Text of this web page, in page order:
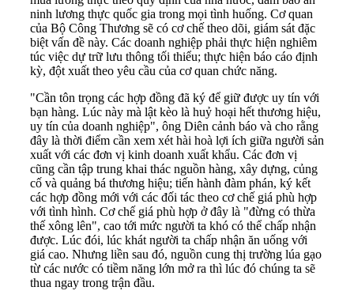
ninh lương thực quốc gia trong mọi tình huống. Cơ quan
của Bộ Công Thương sẽ có cơ chế theo dõi, giám sát đặc
biệt vấn đề này. Các doanh nghiệp phải thực hiện nghiêm
túc việc dự trữ lưu thông tối thiểu; thực hiện báo cáo định
kỳ, đột xuất theo yêu cầu của cơ quan chức năng.
"Cần tôn trọng các hợp đồng đã ký để giữ được uy tín với
bạn hàng. Lúc này mà lật kèo là huỷ hoại hết thương hiệu,
uy tín của doanh nghiệp", ông Diên cảnh báo và cho rằng
đây là thời điểm cần xem xét hài hoà lợi ích giữa người sản
xuất với các đơn vị kinh doanh xuất khẩu. Các đơn vị
cũng cần tập trung khai thác nguồn hàng, xây dựng, củng
cố và quảng bá thương hiệu; tiến hành đàm phán, ký kết
các hợp đồng mới với các đối tác theo cơ chế giá phù hợp
với tình hình. Cơ chế giá phù hợp ở đây là "đừng có thừa
thế xông lên", cao tới mức người ta khó có thể chấp nhận
được. Lúc đói, lúc khát người ta chấp nhận ăn uống với
giá cao. Nhưng liền sau đó, nguồn cung thị trường lúa gạo
từ các nước có tiềm năng lớn mở ra thì lúc đó chúng ta sẽ
thua ngay trong trận đầu.